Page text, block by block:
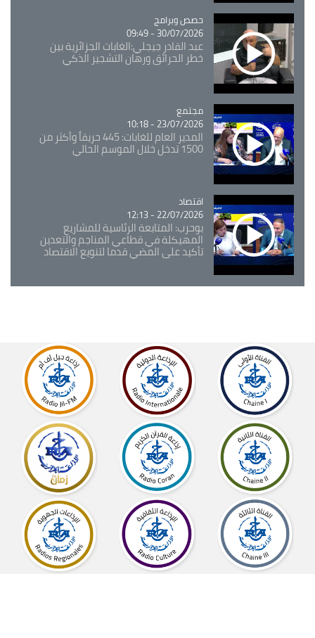
Catégorie
حصص وبرامج
30/07/2026 - 09:49
عبد القادر جيجلي:الغابات الجزائرية بين
خطر الحرائق ورهان التشجير الذكي
Catégorie
مجتمع
23/07/2026 - 10:18
المدير العام للغابات: 445 حريقاً وأكثر من
1500 تدخل خلال الموسم الحالي
Catégorie
اقتصاد
22/07/2026 - 12:13
بوحرب: المتابعة الرئاسية للمشاريع
المهيكلة في قطاعي المناجم والتعدين
تأكيد على المضي قدما لتنويع الاقتصاد